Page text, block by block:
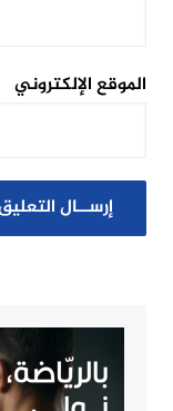
الموقع الإلكتروني